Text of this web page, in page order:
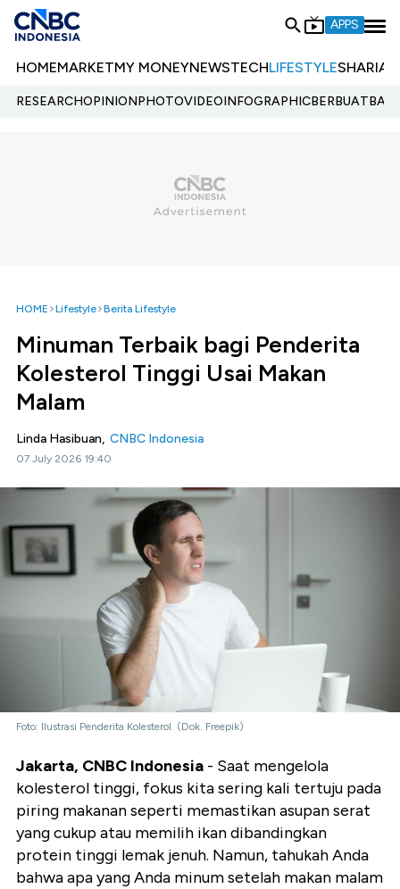
APPS
HOMEMARKETMY MONEYNEWSTECHLIFESTYLESHARIA
RESEARCHOPINIONPHOTOVIDEOINFOGRAPHIC
HOME Lifestyle Berita Lifestyle
Minuman Terbaik bagi Penderita
Kolesterol Tinggi Usai Makan
Malam
Linda Hasibuan, CNBC Indonesia
07 July 2026 19:40
Foto: Ilustrasi Penderita Kolesterol. (Dok. Freepik)
Jakarta, CNBC Indonesia - Saat mengelola
kolesterol tinggi, fokus kita sering kali tertuju pada
piring makanan seperti memastikan asupan serat
yang cukup atau memilih ikan dibandingkan
protein tinggi lemak jenuh. Namun, tahukah Anda
bahwa apa yang Anda minum setelah makan malam